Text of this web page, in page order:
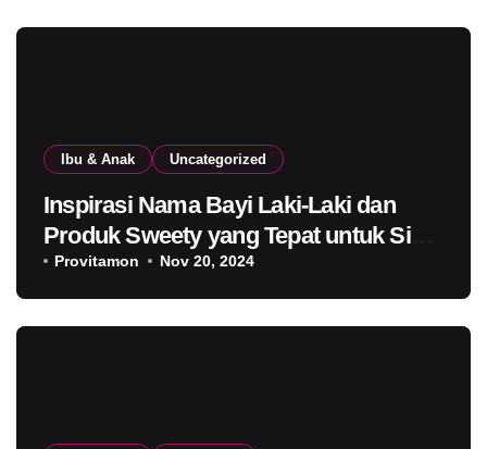
Ibu & Anak Uncategorized
Inspirasi Nama Bayi Laki-Laki dan
Produk Sweety yang Tepat untuk Si
Kecil
Provitamon Nov 20, 2024